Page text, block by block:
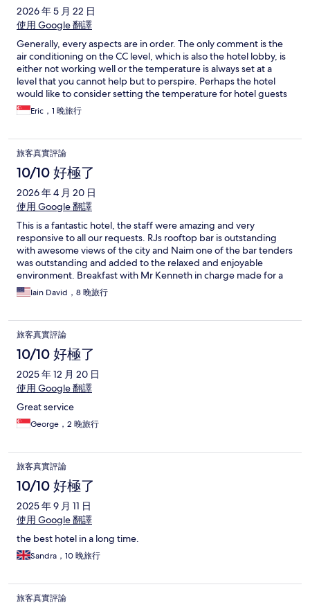
2026 年 5 月 22 日
使用 Google 翻譯
Generally, every aspects are in order. The only comment is the
air conditioning on the CC level, which is also the hotel lobby, is
either not working well or the temperature is always set at a
level that you cannot help but to perspire. Perhaps the hotel
would like to consider setting the temperature for hotel guests
to wait for their pick up without perspiring through their
clothing.
Eric，1 晚旅行
旅客真實評論
10/10 好極了
2026 年 4 月 20 日
使用 Google 翻譯
This is a fantastic hotel, the staff were amazing and very
responsive to all our requests. RJs rooftop bar is outstanding
with awesome views of the city and Naim one of the bar tenders
was outstanding and added to the relaxed and enjoyable
environment. Breakfast with Mr Kenneth in charge made for a
great start to the day with a huge variety of food and prompt
service. We were on the 26th floor again with a great city views
to the hotel was a pleasant surprise with a good range of
shopping and food outlets. We throughly enjoy our 8 days and
cannot speak more highly of the hotel, staff and great service.
Iain David，8 晚旅行
旅客真實評論
10/10 好極了
2025 年 12 月 20 日
使用 Google 翻譯
Great service
George，2 晚旅行
旅客真實評論
10/10 好極了
2025 年 9 月 11 日
使用 Google 翻譯
the best hotel in a long time.
Sandra，10 晚旅行
旅客真實評論